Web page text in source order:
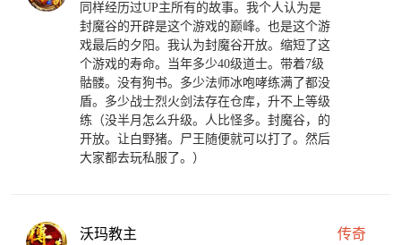
同样经历过UP主所有的故事。我个人认为是
封魔谷的开辟是这个游戏的巅峰。也是这个游
戏最后的夕阳。我认为封魔谷开放。缩短了这
个游戏的寿命。当年多少40级道士。带着7级
骷髅。没有狗书。多少法师冰咆哮练满了都没
盾。多少战士烈火剑法存在仓库，升不上等级
练（没半月怎么升级。人比怪多。封魔谷，的
开放。让白野猪。尸王随便就可以打了。然后
大家都去玩私服了。）
沃玛教主 传奇